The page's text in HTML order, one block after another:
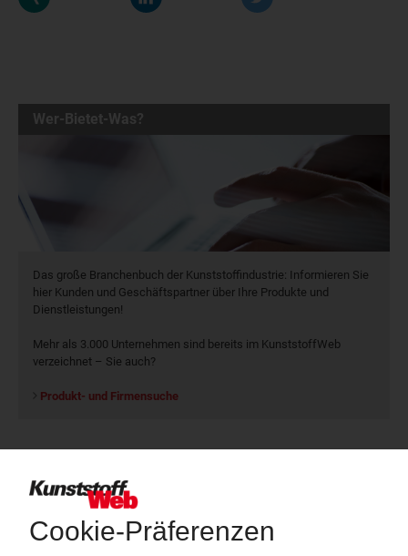
Wer-Bietet-Was?
Das große Branchenbuch der Kunststoffindustrie: Informieren Sie
hier Kunden und Geschäftspartner über Ihre Produkte und
Dienstleistungen!
Mehr als 3.000 Unternehmen sind bereits im KunststoffWeb
verzeichnet – Sie auch?
Produkt- und Firmensuche